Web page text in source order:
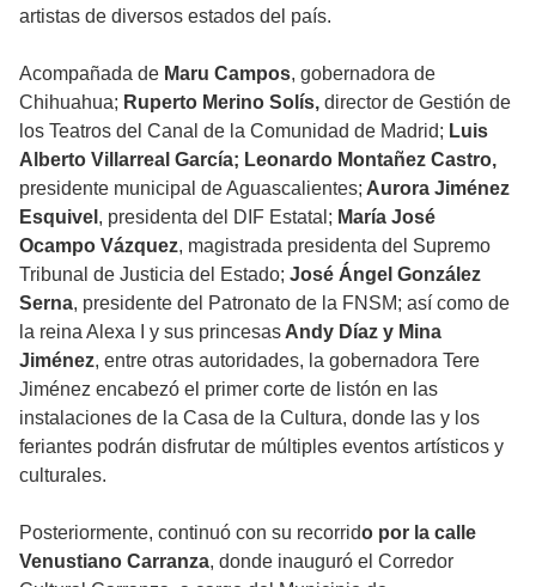
artistas de diversos estados del país.
Acompañada de Maru Campos, gobernadora de
Chihuahua; Ruperto Merino Solís, director de Gestión de
los Teatros del Canal de la Comunidad de Madrid; Luis
Alberto Villarreal García; Leonardo Montañez Castro,
presidente municipal de Aguascalientes; Aurora Jiménez
Esquivel , presidenta del DIF Estatal; María José
Ocampo Vázquez, magistrada presidenta del Supremo
Tribunal de Justicia del Estado; José Ángel González
Serna, presidente del Patronato de la FNSM; así como de
la reina Alexa I y sus princesas Andy Díaz y Mina
Jiménez, entre otras autoridades, la gobernadora Tere
Jiménez encabezó el primer corte de listón en las
instalaciones de la Casa de la Cultura, donde las y los
feriantes podrán disfrutar de múltiples eventos artísticos y
culturales.
Posteriormente, continuó con su recorrido por la calle
Venustiano Carranza, donde inauguró el Corredor